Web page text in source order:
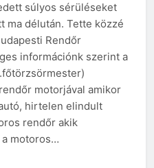
súlyos sérüléseket
ma délután. Tette közzé
Rendőr
információnk szerint a
motorjával amikor
hirtelen elindult
rendőr akik
motoros…